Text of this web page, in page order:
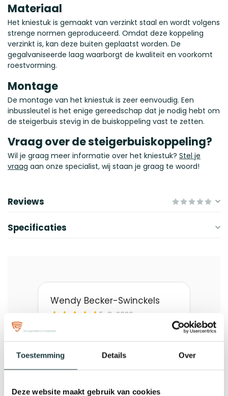
Toestemming Details Over
Deze website maakt gebruik van cookies
Materiaal
Het kniestuk is gemaakt van verzinkt staal en wordt volgens
strenge normen geproduceerd. Omdat deze koppeling
verzinkt is, kan deze buiten geplaatst worden. De
gegalvaniseerde laag waarborgt de kwaliteit en voorkomt
roestvorming.
Montage
De montage van het kniestuk is zeer eenvoudig. Een
inbussleutel is het enige gereedschap dat je nodig hebt om
de steigerbuis stevig in de buiskoppeling vast te zetten.
Vraag over de steigerbuiskoppeling?
Wil je graag meer informatie over het kniestuk? Stel je
vraag aan onze specialist, wij staan je graag te woord!
Reviews
Specificaties